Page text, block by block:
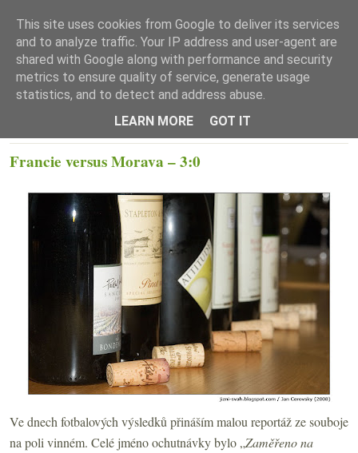
☰ Menu
Francie versus Morava – 3:0
Ve dnech fotbalových výsledků přináším malou reportáž ze souboje
na poli vinném. Celé jméno ochutnávky bylo „Zaměřeno na
This site uses cookies from Google to deliver its services
and to analyze traffic. Your IP address and user-agent are
shared with Google along with performance and security
metrics to ensure quality of service, generate usage
statistics, and to detect and address abuse.
LEARN MORE
GOT IT